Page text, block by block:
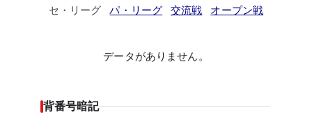
セ・リーグ
パ・リーグ 交流戦 オープン戦
データがありません。
背番号暗記